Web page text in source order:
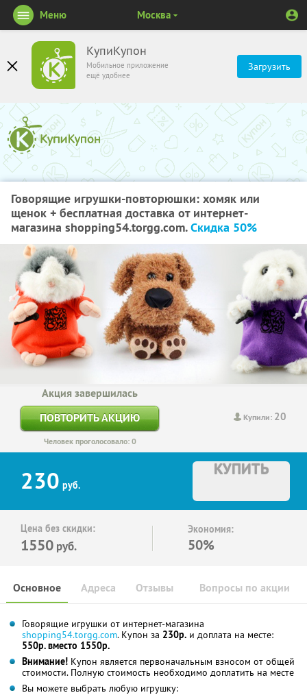
КупиКупон
Мобильное приложение
ещё удобнее
Загрузить
Меню Москва
Говорящие игрушки-повторюшки: хомяк или
щенок + бесплатная доставка от интернет-
магазина shopping54.torgg.com.Скидка 50%
Купили: 20
Акция завершилась
ПОВТОРИТЬ АКЦИЮ
Человек проголосовало: 0
230 руб.
КУПИТЬ
Цена без скидки:
1550 руб.
Экономия:
50%
Основное Отзывы Вопросы по акции
Адреса
Говорящие игрушки от интернет-магазина
shopping54.torgg.com. Купон за 230р. и доплата на месте:
550р. вместо 1550р.
Внимание! Купон является первоначальным взносом от общей
стоимости. Полную стоимость необходимо доплатить на месте
Вы можете выбрать любую игрушку: